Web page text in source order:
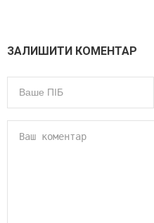
ЗАЛИШИТИ КОМЕНТАР